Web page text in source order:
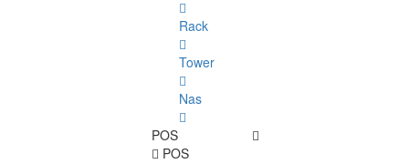
Rack
Tower
Nas
POS
POS